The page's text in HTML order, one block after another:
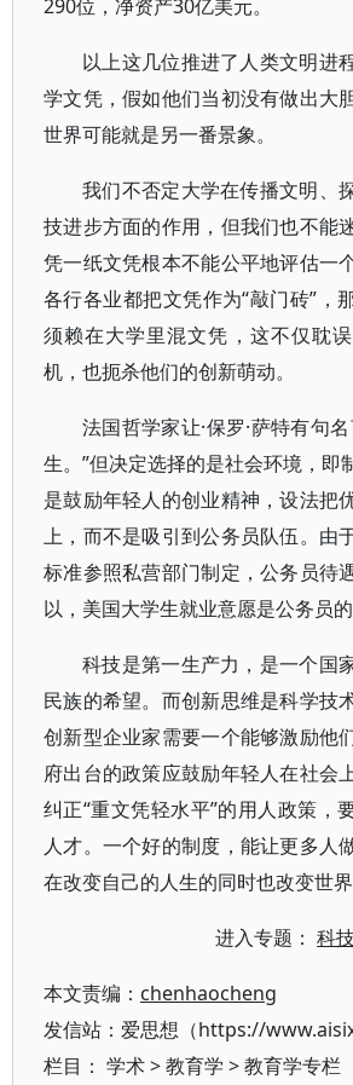
290位，净资产30亿美元。
以上这几位推进了人类文明进
学文凭，假如他们当初没有做出大
世界可能就是另一番景象。
我们不否定大学在传播文明、
技进步方面的作用，但我们也不能
凭一纸文凭根本不能公平地评估一
各行各业都把文凭作为“敲门砖”，
须赖在大学里混文凭，这不仅耽
机，也扼杀他们的创新萌动。
法国哲学家让·保罗·萨特有句
生。”但决定选择的是社会环境，即
是鼓励年轻人的创业精神，设法把
上，而不是吸引到公务员队伍。由
标准参照私营部门制定，公务员待
以，美国大学生就业意愿是公务员的
科技是第一生产力，是一个国
民族的希望。而创新思维是科学技
创新型企业家需要一个能够激励他
府出台的政策应鼓励年轻人在社会
纠正“重文凭轻水平”的用人政策，
人才。一个好的制度，能让更多人
在改变自己的人生的同时也改变世界
进入专题：科
本文责编： chenhaocheng
发信站：爱思想（https://
栏目： 学术>教育学 >教育学专栏